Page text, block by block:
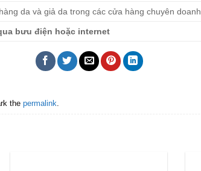
da và giả da trong các cửa hàng chuyên doanh
bưu điện hoặc internet
the permalink